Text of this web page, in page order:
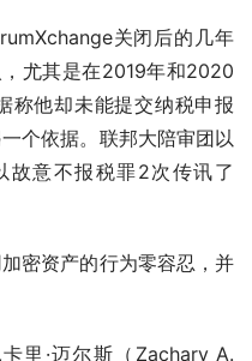
关闭后的几年
尤其是在2019年和2020
称他却未能提交纳税申报
个依据。联邦大陪审团以
故意不报税罪2次传讯了
密资产的行为零容忍，并
里·迈尔斯（Zachary A.